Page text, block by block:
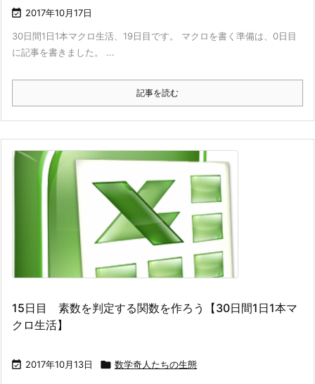
 2017年10月17日
30日間1日1本マクロ生活、19日目です。 マクロを書く準備は、0日目
に記事を書きました。 ...
記事を読む
15日目 素数を判定する関数を作ろう【30日間1日1本マ
クロ生活】
 2017年10月13日  数学奇人たちの生態